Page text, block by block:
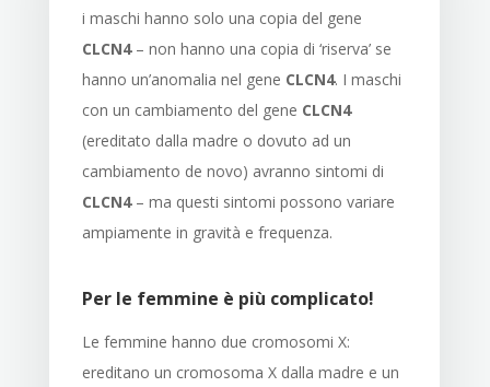
i maschi hanno solo una copia del gene
CLCN4– non hanno una copia di ‘riserva’ se
hanno un’anomalia nel gene CLCN4. I maschi
con un cambiamento del gene CLCN4
(ereditato dalla madre o dovuto ad un
cambiamento de novo) avranno sintomi di
CLCN4– ma questi sintomi possono variare
ampiamente in gravità e frequenza.
Per le femmine è più complicato!
Le femmine hanno due cromosomi X:
ereditano un cromosoma X dalla madre e un